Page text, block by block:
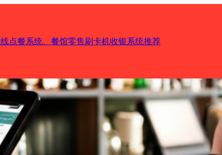
点餐系统、餐馆零售刷卡机收银系统推荐